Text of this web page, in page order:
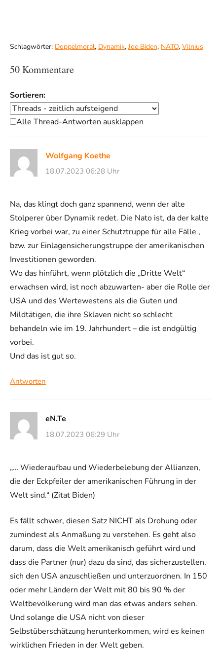
Schlagwörter: Doppelmoral, Dynamik, Joe Biden, NATO, Vilnius
50 Kommentare
Sortieren:
Alle Thread-Antworten ausklappen
Wolfgang Koethe
18.07.2023 06:28 Uhr
Na, das klingt doch ganz spannend, wenn der alte
Stolperer über Dynamik redet. Die Nato ist, da der kalte
Krieg vorbei war, zu einer Schutztruppe für alle Fälle ,
bzw. zur Einlagensicherungstruppe der amerikanischen
Investitionen geworden.
Wo das hinführt, wenn plötzlich die „Dritte Welt“
erwachsen wird, ist noch abzuwarten- aber die Rolle der
USA und des Wertewestens als die Guten und
Mildtätigen, die ihre Sklaven nicht so schlecht
behandeln wie im 19. Jahrhundert – die ist endgültig
vorbei.
Und das ist gut so.
Antworten
eN.Te
18.07.2023 06:29 Uhr
„… Wiederaufbau und Wiederbelebung der Allianzen,
die der Eckpfeiler der amerikanischen Führung in der
Welt sind.“ (Zitat Biden)
Es fällt schwer, diesen Satz NICHT als Drohung oder
zumindest als Anmaßung zu verstehen. Es geht also
darum, dass die Welt amerikanisch geführt wird und
dass die Partner (nur) dazu da sind, das sicherzustellen,
sich den USA anzuschließen und unterzuordnen. In 150
oder mehr Ländern der Welt mit 80 bis 90 % der
Weltbevölkerung wird man das etwas anders sehen.
Und solange die USA nicht von dieser
Selbstüberschätzung herunterkommen, wird es keinen
wirklichen Frieden in der Welt geben.